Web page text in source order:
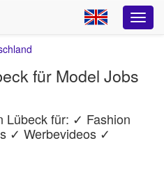
für Model Jobs
Lübeck für: ✓ Fashion
✓ Werbevideos ✓